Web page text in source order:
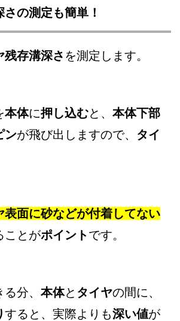
の測定も簡単！
残存溝深さ を測定します。
本体に押し込むと、 本体下部
ンが飛び出しますので、 タイ
表面に砂などが付着してない
ことがポイントです。
分、 本体と タイヤの間に、
すると、実際よりも深い値が